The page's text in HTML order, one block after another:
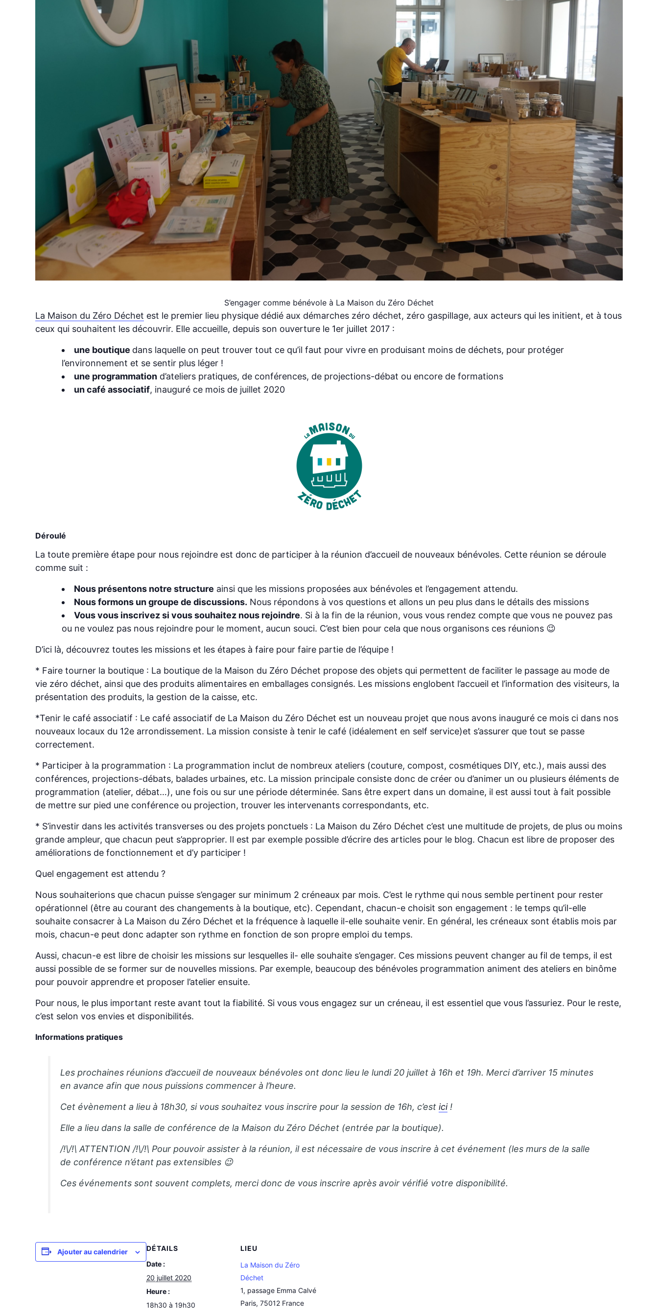
S’engager comme bénévole à La Maison du Zéro Déchet
La Maison du Zéro Déchet est le premier lieu physique dédié aux démarches zéro déchet, zéro gaspillage, aux acteurs qui les initient, et à tous
ceux qui souhaitent les découvrir. Elle accueille, depuis son ouverture le 1er juillet 2017 :
une boutique dans laquelle on peut trouver tout ce qu’il faut pour vivre en produisant moins de déchets, pour protéger
l’environnement et se sentir plus léger !
une programmation d’ateliers pratiques, de conférences, de projections-débat ou encore de formations
un café associatif, inauguré ce mois de juillet 2020
Déroulé
La toute première étape pour nous rejoindre est donc de participer à la réunion d’accueil de nouveaux bénévoles. Cette réunion se déroule
comme suit :
Nous présentons notre structure ainsi que les missions proposées aux bénévoles et l’engagement attendu.
Nous formons un groupe de discussions. Nous répondons à vos questions et allons un peu plus dans le détails des missions
Vous vous inscrivez si vous souhaitez nous rejoindre. Si à la fin de la réunion, vous vous rendez compte que vous ne pouvez pas
ou ne voulez pas nous rejoindre pour le moment, aucun souci. C’est bien pour cela que nous organisons ces réunions 😉
D’ici là, découvrez toutes les missions et les étapes à faire pour faire partie de l’équipe !
* Faire tourner la boutique : La boutique de la Maison du Zéro Déchet propose des objets qui permettent de faciliter le passage au mode de
vie zéro déchet, ainsi que des produits alimentaires en emballages consignés. Les missions englobent l’accueil et l’information des visiteurs, la
présentation des produits, la gestion de la caisse, etc.
*Tenir le café associatif : Le café associatif de La Maison du Zéro Déchet est un nouveau projet que nous avons inauguré ce mois ci dans nos
nouveaux locaux du 12e arrondissement. La mission consiste à tenir le café (idéalement en self service)et s’assurer que tout se passe
correctement.
* Participer à la programmation : La programmation inclut de nombreux ateliers (couture, compost, cosmétiques DIY, etc.), mais aussi des
conférences, projections-débats, balades urbaines, etc. La mission principale consiste donc de créer ou d’animer un ou plusieurs éléments de
programmation (atelier, débat…), une fois ou sur une période déterminée. Sans être expert dans un domaine, il est aussi tout à fait possible
de mettre sur pied une conférence ou projection, trouver les intervenants correspondants, etc.
* S’investir dans les activités transverses ou des projets ponctuels : La Maison du Zéro Déchet c’est une multitude de projets, de plus ou moins
grande ampleur, que chacun peut s’approprier. Il est par exemple possible d’écrire des articles pour le blog. Chacun est libre de proposer des
améliorations de fonctionnement et d’y participer !
Quel engagement est attendu ?
Nous souhaiterions que chacun puisse s’engager sur minimum 2 créneaux par mois. C’est le rythme qui nous semble pertinent pour rester
opérationnel (être au courant des changements à la boutique, etc). Cependant, chacun-e choisit son engagement : le temps qu’il-elle
souhaite consacrer à La Maison du Zéro Déchet et la fréquence à laquelle il-elle souhaite venir. En général, les créneaux sont établis mois par
mois, chacun-e peut donc adapter son rythme en fonction de son propre emploi du temps.
Aussi, chacun-e est libre de choisir les missions sur lesquelles il- elle souhaite s’engager. Ces missions peuvent changer au fil de temps, il est
aussi possible de se former sur de nouvelles missions. Par exemple, beaucoup des bénévoles programmation animent des ateliers en binôme
pour pouvoir apprendre et proposer l’atelier ensuite.
Pour nous, le plus important reste avant tout la fiabilité. Si vous vous engagez sur un créneau, il est essentiel que vous l’assuriez. Pour le reste,
c’est selon vos envies et disponibilités.
Informations pratiques
Les prochaines réunions d’accueil de nouveaux bénévoles ont donc lieu le lundi 20 juillet à 16h et 19h. Merci d’arriver 15 minutes
en avance afin que nous puissions commencer à l’heure.
Cet évènement a lieu à 18h30, si vous souhaitez vous inscrire pour la session de 16h, c’estici!
Elle a lieu dans la salle de conférence de la Maison du Zéro Déchet (entrée par la boutique).
/!\/!\ ATTENTION /!\/!\ Pour pouvoir assister à la réunion, il est nécessaire de vous inscrire à cet événement (les murs de la salle
de conférence n’étant pas extensibles 😉
Ces événements sont souvent complets, merci donc de vous inscrire après avoir vérifié votre disponibilité.
Ajouter au calendrier
DÉTAILS
Date :
20 juillet 2020
Heure :
18h30 à 19h30
LIEU
La Maison du Zéro
Déchet
1, passage Emma Calvé
Paris, 75012 France